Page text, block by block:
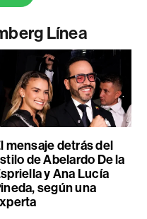
Línea
mensaje detrás del
de Abelardo De la
y Ana Lucía
según una